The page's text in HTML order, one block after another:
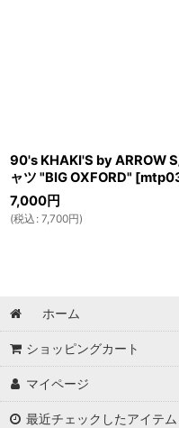
90's KHAKI'S by ARROW
ャツ "BIG OXFORD" [
7,000円
(税込 : 7,700円)
ホーム
ショッピングカート
マイページ
最近チェックしたアイテム